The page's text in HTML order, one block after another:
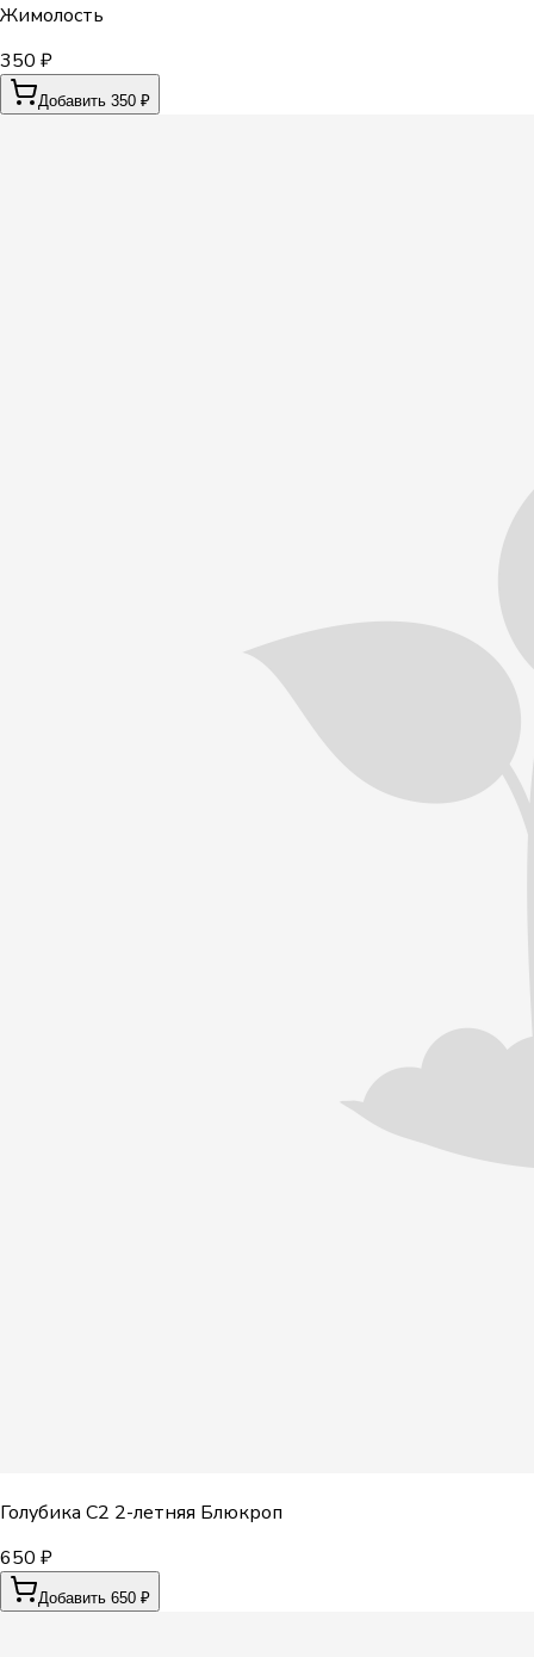
Жимолость
350 ₽
Добавить 350 ₽
Голубика С2 2-летняя Блюкроп
650 ₽
Добавить 650 ₽